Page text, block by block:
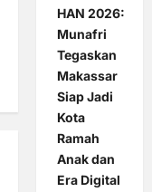
HAN 2026:
Munafri
Tegaskan
Makassar
Siap Jadi
Kota
Ramah
Anak dan
Era Digital